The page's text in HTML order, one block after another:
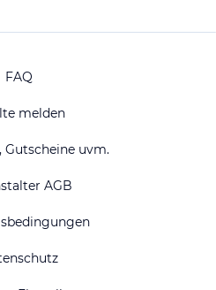
FAQ
melden
Gutscheine uvm.
AGB